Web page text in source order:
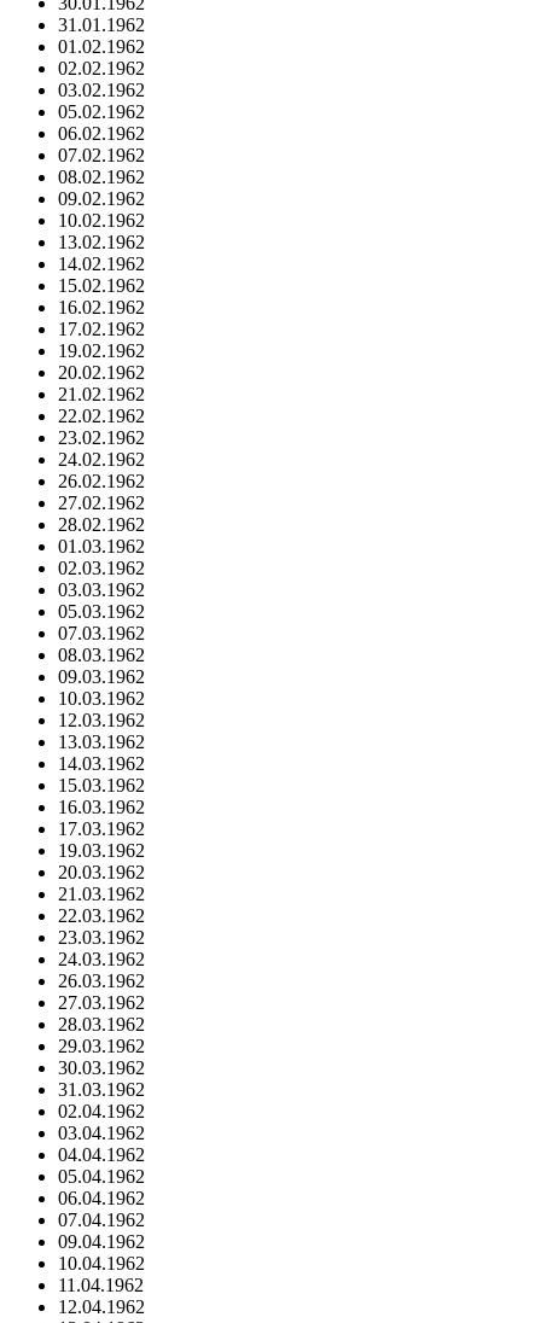
31.01.1962
01.02.1962
02.02.1962
03.02.1962
05.02.1962
06.02.1962
07.02.1962
08.02.1962
09.02.1962
10.02.1962
13.02.1962
14.02.1962
15.02.1962
16.02.1962
17.02.1962
19.02.1962
20.02.1962
21.02.1962
22.02.1962
23.02.1962
24.02.1962
26.02.1962
27.02.1962
28.02.1962
01.03.1962
02.03.1962
03.03.1962
05.03.1962
07.03.1962
08.03.1962
09.03.1962
10.03.1962
12.03.1962
13.03.1962
14.03.1962
15.03.1962
16.03.1962
17.03.1962
19.03.1962
20.03.1962
21.03.1962
22.03.1962
23.03.1962
24.03.1962
26.03.1962
27.03.1962
28.03.1962
29.03.1962
30.03.1962
31.03.1962
02.04.1962
03.04.1962
04.04.1962
05.04.1962
06.04.1962
07.04.1962
09.04.1962
10.04.1962
11.04.1962
12.04.1962